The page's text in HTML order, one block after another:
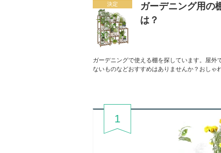
決定
ガーデニング用の
は？
ガーデニングで使える棚を探しています。屋
ないものなどおすすめはありませんか？おし
1